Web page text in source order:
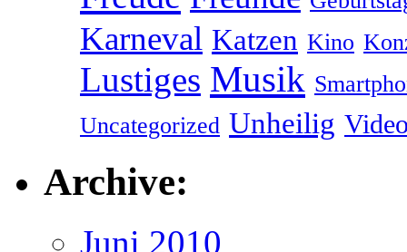
Karneval Katzen Kino
Lustiges Musik
Uncategorized Unheilig
Archive:
Juni 2010